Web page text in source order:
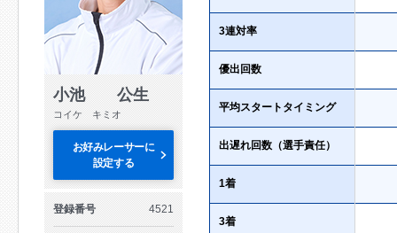
小池 公生
コイケ キミオ
お好みレーサーに
設定する
登録番号 4521
3連対率
優出回数
平均スタートタイミング
出遅れ回数（選手責任）
1着
3着